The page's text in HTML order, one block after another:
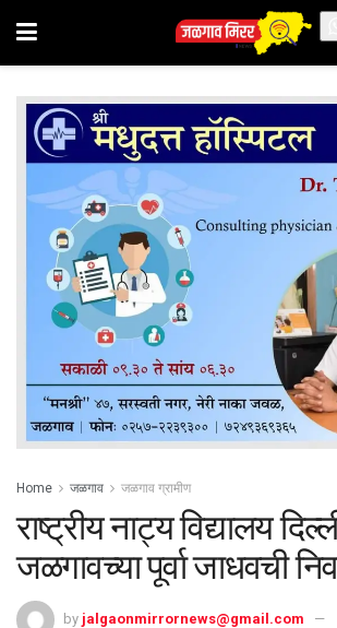
Home जळगाव जळगाव ग्रामीण
राष्ट्रीय नाट्य विद्यालय
जळगावच्या पूर्वा जाधवची
by jalgaonmirrornews@gmail.com